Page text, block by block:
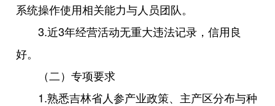
系统操作使用相关能力与人员团队。
3.近3年经营活动无重大违法记录，信用良
好。
（二）专项要求
1.熟悉吉林省人参产业政策、主产区分布与种